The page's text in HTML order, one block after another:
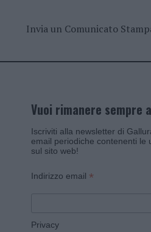
Invia un Comunicato
Vuoi rimanere sempre
Iscriviti alla newsletter di
email periodiche contenenti le
sul sito web!
Indirizzo email *
Privacy